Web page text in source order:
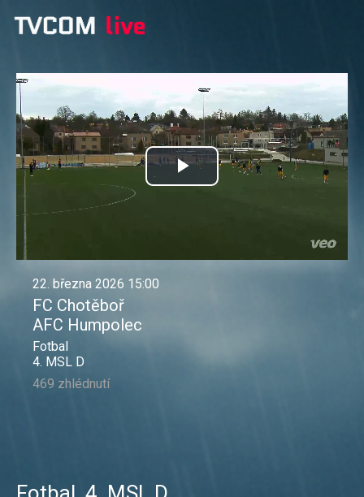
Přehrát
22. března 2026 15:00
FC Chotěboř
AFC Humpolec
Fotbal
4. MSL D
469 zhlédnutí